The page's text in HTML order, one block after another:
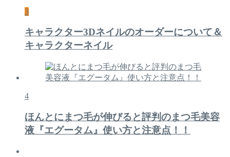
3
キャラクター3Dネイルのオーダーについて＆
キャラクターネイル
4
ほんとにまつ毛が伸びると評判のまつ毛美容
液『エグータム』使い方と注意点！！